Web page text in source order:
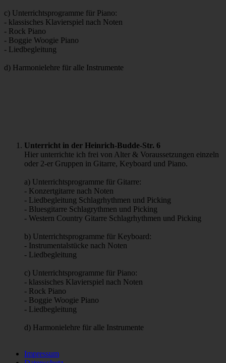
c) Unterrichtsprogramme für Piano:
- klassisches Klavierspiel nach Noten
- Rock Piano
- Boggie Woogie Piano
- Liedbegleitung
d) Harmonielehre für alle Instrumente
Unterricht in der Heinrich-Budde-Str. 6
Hier unterrichte ich frei von Alter & Voraussetzungen einzeln
oder 2-er Gruppen in Gitarre, Keyboard und Piano.
a) Unterrichtsprogramme für Gitarre:
- Konzertgitarre nach Noten
- Liedbegleitung Schlagrhythmen und Picking
- Bluesgitarre Schlagrythmen und Picking
- Western Country Gitarre Schlagrhythmen und Picking
b) Unterrichtsprogramme für Keyboard:
- Instrumentalstücke nach Noten
- Liedbegleitung
c) Unterrichtsprogramme für Piano:
- klassisches Klavierspiel nach Noten
- Rock Piano
- Boggie Woogie Piano
- Liedbegleitung
d) Harmonielehre für alle Instrumente
Impressum